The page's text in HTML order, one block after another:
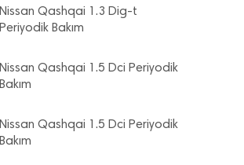
Nissan Qashqai 1.3 Dig-t
Periyodik Bakım
Nissan Qashqai 1.5 Dci Periyodik
Bakım
Nissan Qashqai 1.5 Dci Periyodik
Bakım